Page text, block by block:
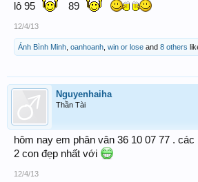
lô 95 89
12/4/13
Ánh Bình Minh oanhoanh win or lose and 8 others
Nguyenhaiha
Thần Tài
hôm nay em phân vân 36 10 07 77 .
2 con đẹp nhất với
12/4/13